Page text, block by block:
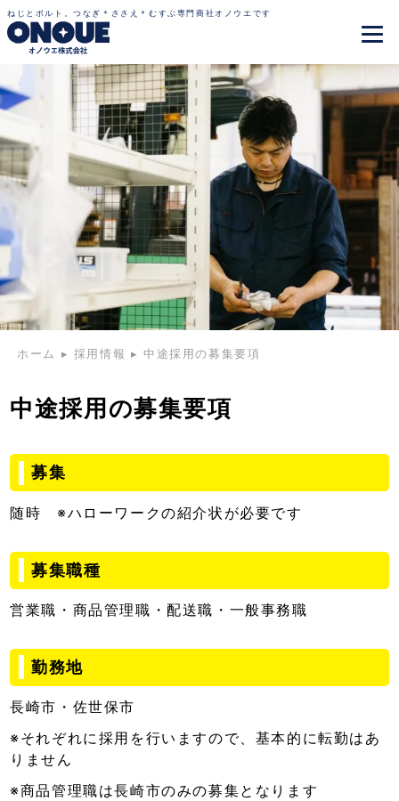
ねじとボルト。つなぎ＊ささえ＊むすぶ専門商社オノウエです
ホーム ▸ 採用情報 ▸中途採用の募集要項
中途採用の募集要項
募集
随時 ※ハローワークの紹介状が必要です
募集職種
営業職・商品管理職・配送職・一般事務職
勤務地
長崎市・佐世保市
※それぞれに採用を行いますので、基本的に転勤はあ
りません
※商品管理職は長崎市のみの募集となります